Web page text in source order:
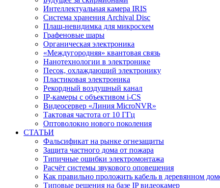
Интеллектуальная камера IRIS
Система хранения Archival Disc
Плащ-невидимка для микросхем
Графеновые шары
Органическая электроника
«Междугородняя» квантовая связь
Нанотехнологии в электронике
Песок, охлаждающий электронику
Пластиковая электроника
Рекордный воздушный канал
IP-камеры с объективом i-CS
Видеосервер «Линия MicroNVR»
Тактовая частота от 10 ГГц
Оптоволокно нового поколения
СТАТЬИ
Фальсификат на рынке огнезащиты
Защита частного дома от пожара
Типичные ошибки электромонтажа
Расчёт системы звукового оповещения
Как правильно проложить кабель в деревянном
Типовые решения на базе IP видеокамер